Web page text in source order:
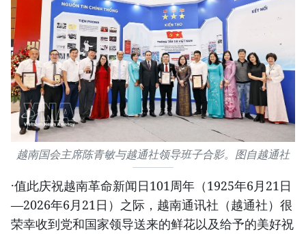
越南国会主席陈青敏与越通社领导班子合影。图自越通社
·值此庆祝越南革命新闻日101周年（1925年6月21日
—2026年6月21日）之际，越南通讯社（越通社）很
荣幸收到党和国家领导送来的鲜花以及给予的美好祝